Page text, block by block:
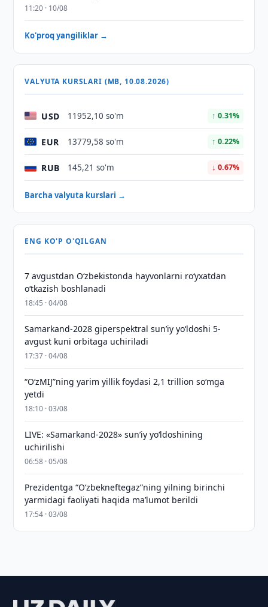
11:20 · 10/08
Ko'proq yangiliklar →
VALYUTA KURSLARI (MB, 10.08.2026)
USD 11952,10 so'm ↑ 0.31%
EUR 13779,58 so'm ↑ 0.22%
RUB 145,21 so'm ↓ 0.67%
Barcha valyuta kurslari →
ENG KO'P O'QILGAN
7 avgustdan O‘zbekistonda hayvonlarni ro‘yxatdan
o‘tkazish boshlanadi
18:45 · 04/08
Samarkand-2028 giperspektral sun’iy yo‘ldoshi 5-
avgust kuni orbitaga uchiriladi
17:37 · 04/08
“O‘zMIJ”ning yarim yillik foydasi 2,1 trillion so‘mga
yetdi
18:10 · 03/08
LIVE: «Samarkand-2028» sun’iy yo‘ldoshining
uchirilishi
06:58 · 05/08
Prezidentga “Oʻzbekneftegaz”ning yilning birinchi
yarmidagi faoliyati haqida maʼlumot berildi
17:54 · 03/08